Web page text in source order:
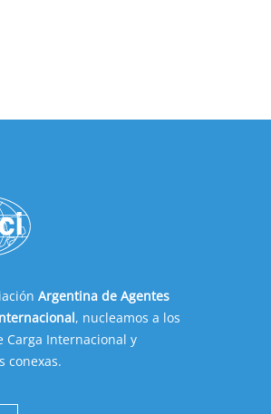
Argentina de Agentes
, nucleamos a los
Carga Internacional y
conexas.